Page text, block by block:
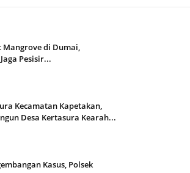
Mangrove di Dumai,
Pesisir...
Kecamatan Kapetakan,
Desa Kertasura Kearah...
Kasus, Polsek